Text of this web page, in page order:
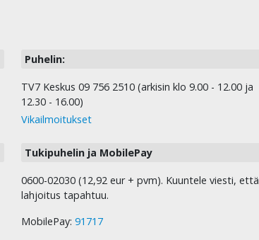
Puhelin:
TV7 Keskus 09 756 2510 (arkisin klo 9.00 - 12.00 ja
12.30 - 16.00)
Vikailmoitukset
Tukipuhelin ja MobilePay
0600-02030 (12,92 eur + pvm). Kuuntele viesti, että
lahjoitus tapahtuu.
MobilePay: 91717